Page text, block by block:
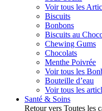
Voir tous les
Biscuits
Bonbons
Biscuits au
Chewing Gums
Chocolats
Menthe Poivrée
Voir tous les
Bouteille d’eau
Voir tous les
Santé & Soins
Retour vers Toutes les